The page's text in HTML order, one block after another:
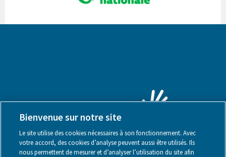
Bienvenue sur notre site
Le site utilise des cookies nécessaires à son fonctionnement. Avec
votre accord, des cookies d’analyse peuvent aussi être utilisés. Ils
nous permettent de mesurer et d’analyser l’utilisation du site afin